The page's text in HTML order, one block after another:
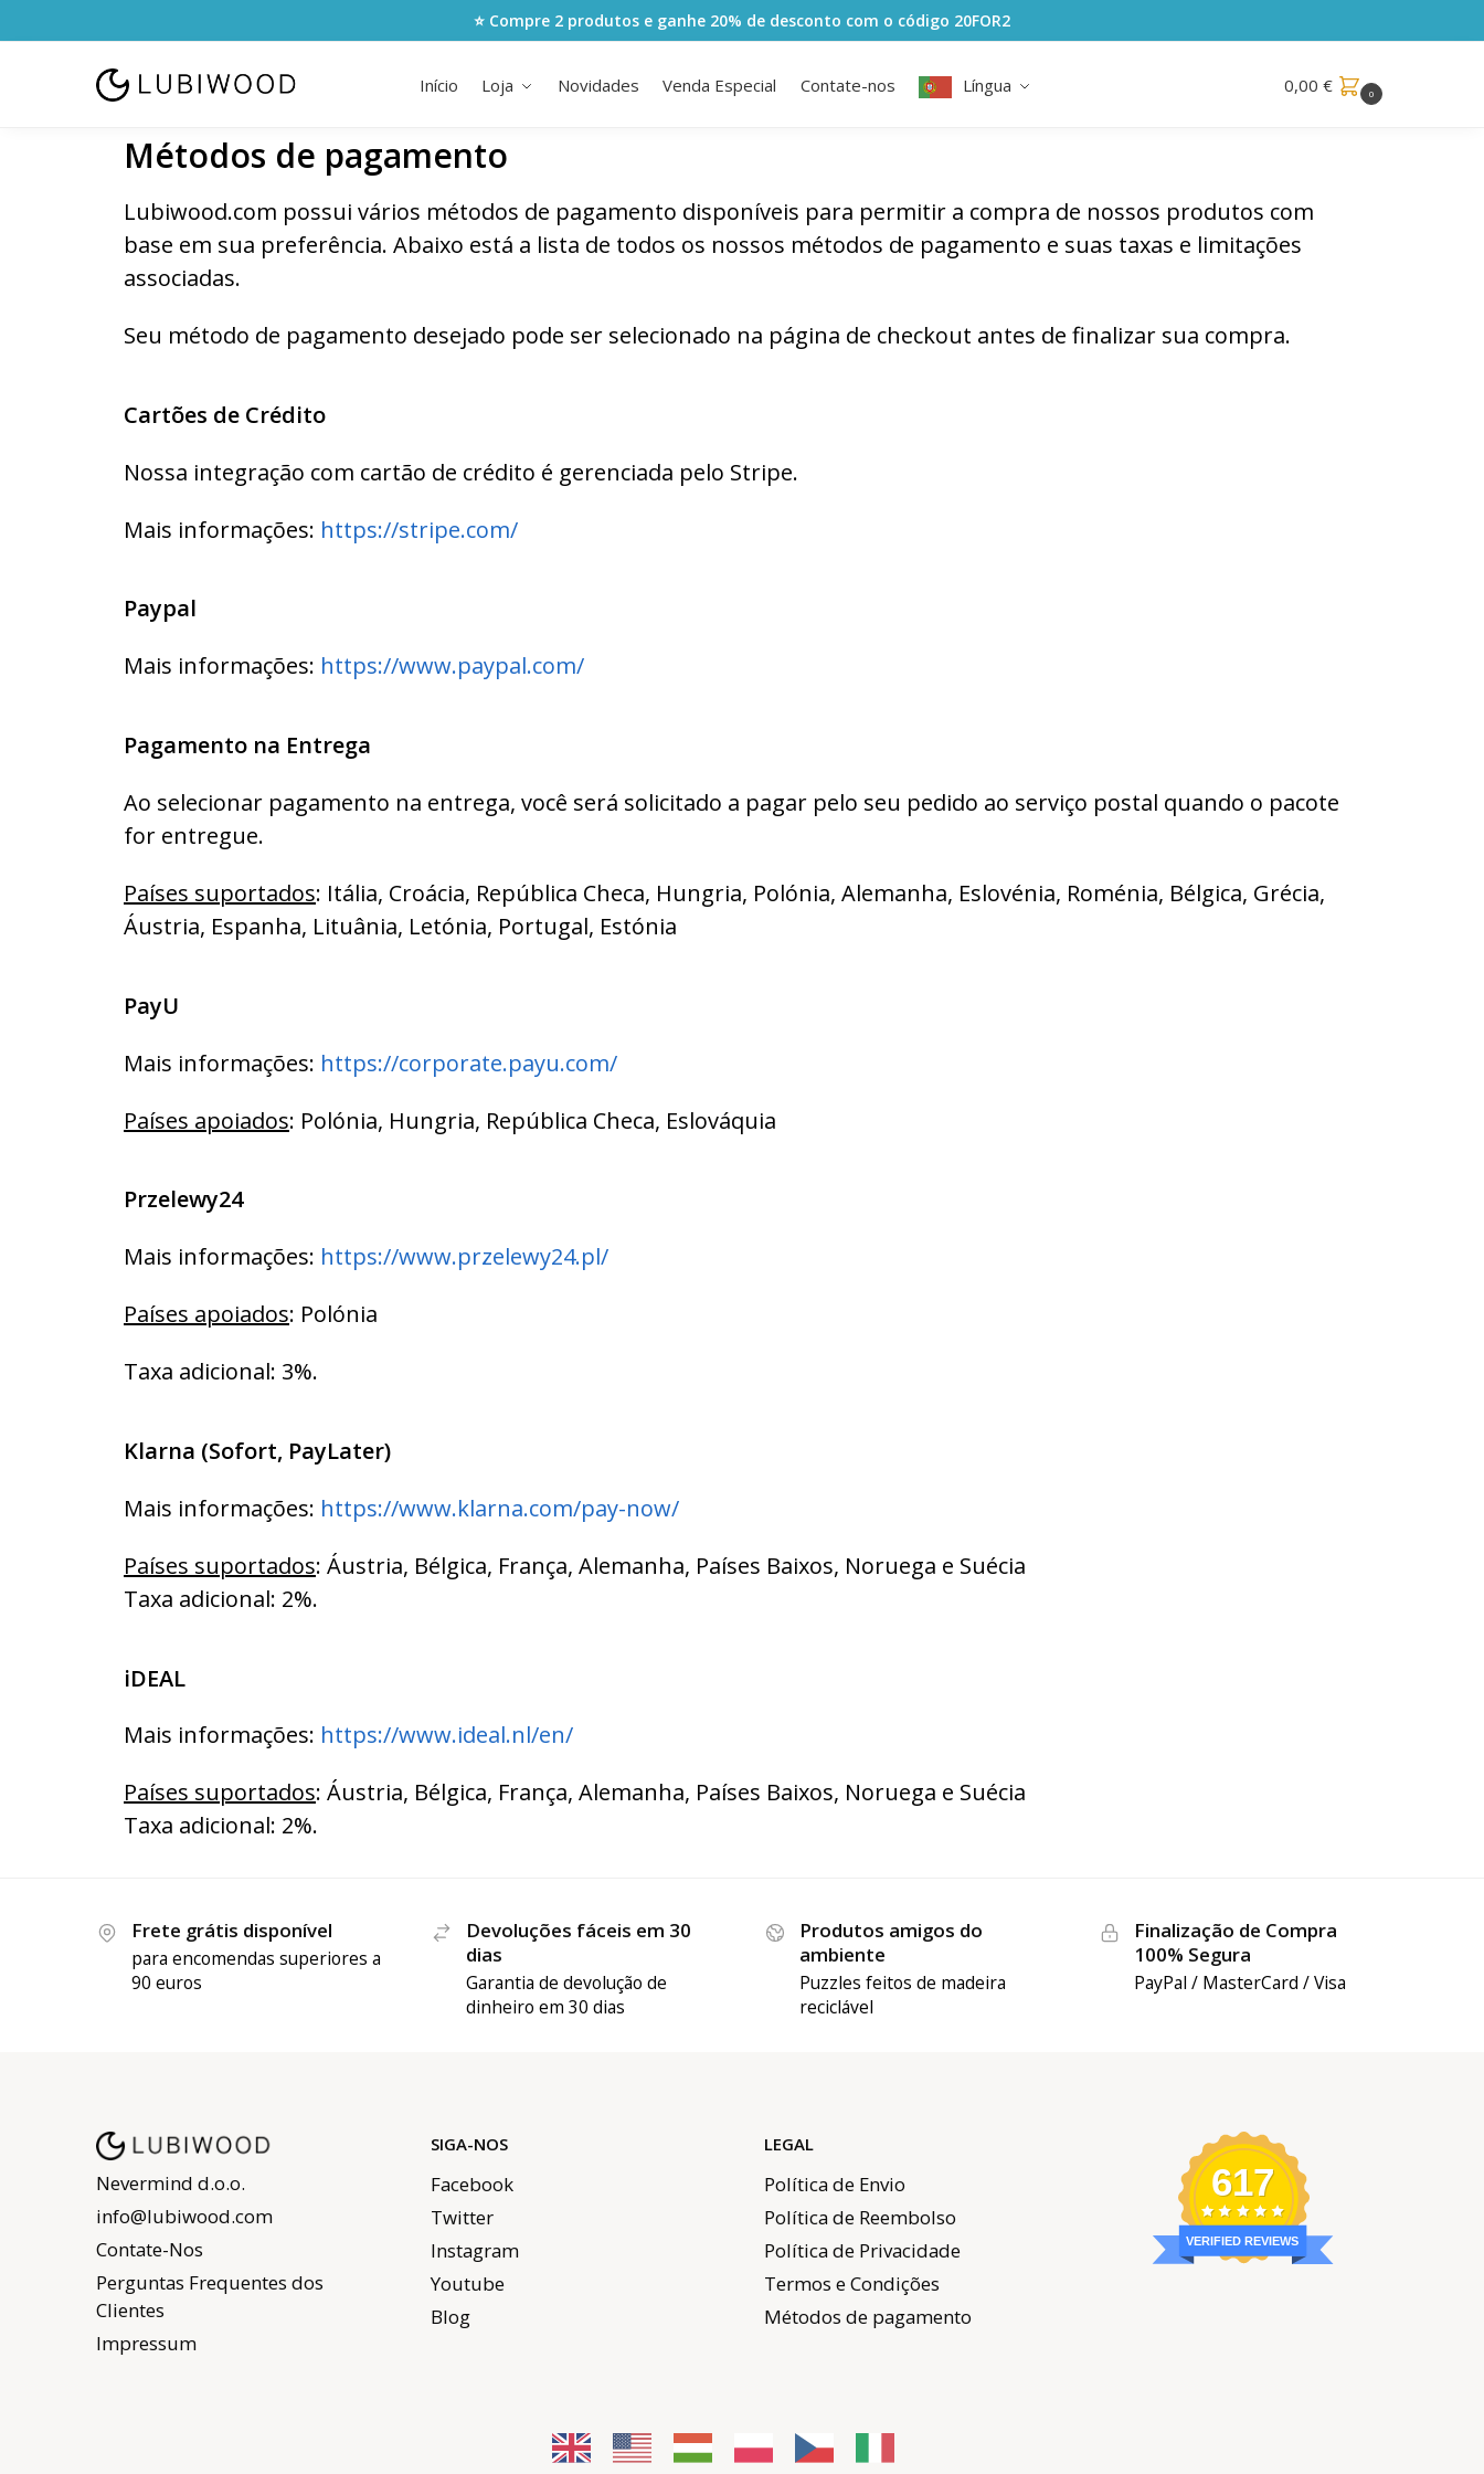
⭐ Compre 2 produtos e ganhe 20% de desconto com o código 20FOR2
Início Loja Novidades Venda Especial Contate-nos Língua 0,00 € 0
Métodos de pagamento
Lubiwood.com possui vários métodos de pagamento disponíveis para permitir a compra de nossos produtos com
base em sua preferência. Abaixo está a lista de todos os nossos métodos de pagamento e suas taxas e limitações
associadas.
Seu método de pagamento desejado pode ser selecionado na página de checkout antes de finalizar sua compra.
Cartões de Crédito
Nossa integração com cartão de crédito é gerenciada pelo Stripe.
Mais informações: https://stripe.com/
Paypal
Mais informações: https://www.paypal.com/
Pagamento na Entrega
Ao selecionar pagamento na entrega, você será solicitado a pagar pelo seu pedido ao serviço postal quando o pacote
for entregue.
Países suportados: Itália, Croácia, República Checa, Hungria, Polónia, Alemanha, Eslovénia, Roménia, Bélgica, Grécia,
Áustria, Espanha, Lituânia, Letónia, Portugal, Estónia
PayU
Mais informações: https://corporate.payu.com/
Países apoiados: Polónia, Hungria, República Checa, Eslováquia
Przelewy24
Mais informações: https://www.przelewy24.pl/
Países apoiados: Polónia
Taxa adicional: 3%.
Klarna (Sofort, PayLater)
Mais informações: https://www.klarna.com/pay-now/
Países suportados: Áustria, Bélgica, França, Alemanha, Países Baixos, Noruega e Suécia
Taxa adicional: 2%.
iDEAL
Mais informações: https://www.ideal.nl/en/
Países suportados: Áustria, Bélgica, França, Alemanha, Países Baixos, Noruega e Suécia
Taxa adicional: 2%.
Frete grátis disponível
para encomendas superiores a
90 euros
Devoluções fáceis em 30
dias
Garantia de devolução de
dinheiro em 30 dias
Produtos amigos do
ambiente
Puzzles feitos de madeira
reciclável
Finalização de Compra
100% Segura
PayPal / MasterCard / Visa
Nevermind d.o.o.
info@lubiwood.com
Contate-Nos
Perguntas Frequentes dos
Clientes
Impressum
SIGA-NOS
Facebook
Twitter
Instagram
Youtube
Blog
LEGAL
Política de Envio
Política de Reembolso
Política de Privacidade
Termos e Condições
Métodos de pagamento
617
VERIFIED REVIEWS